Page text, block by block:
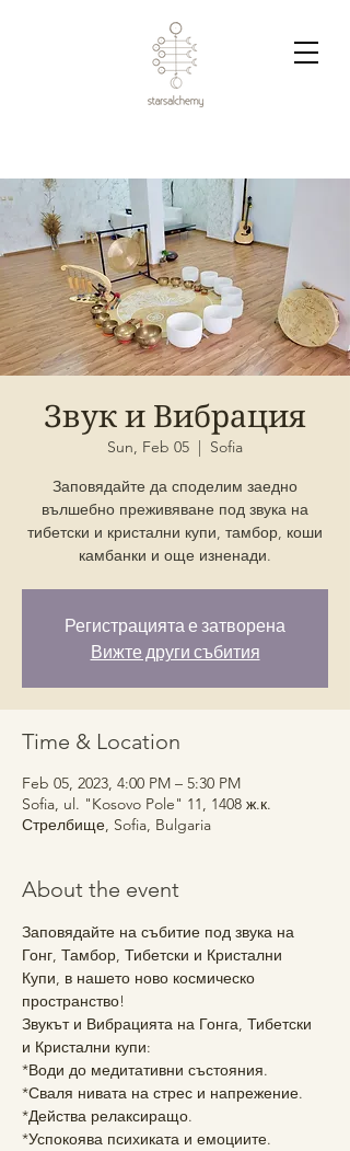
Звук и Вибрация
Sun, Feb 05
  |
Sofia
Заповядайте да споделим заедно
вълшебно преживяване под звука на
тибетски и кристални купи, тамбор, коши
камбанки и още изненади.
Регистрацията е затворена
Вижте други събития
Time & Location
Feb 05, 2023, 4:00 PM – 5:30 PM
Sofia, ul. "Kosovo Pole" 11, 1408 ж.к.
Стрелбище, Sofia, Bulgaria
About the event
Заповядайте на събитие под звука на
Гонг, Тамбор, Тибетски и Кристални
Купи, в нашето ново космическо
пространство!
Звукът и Вибрацията на Гонга, Тибетски
и Кристални купи:
*Води до медитативни състояния.
*Сваля нивата на стрес и напрежение.
*Действа релаксиращо.
*Успокоява психиката и емоциите.